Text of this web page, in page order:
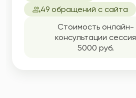
49 обращений с сайта
Стоимость онлайн-
консультации сессия
5000 руб.